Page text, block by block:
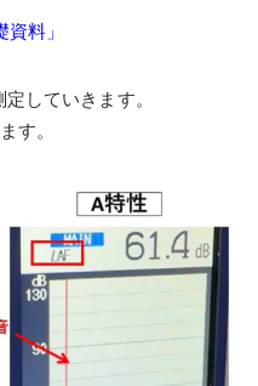
料」
していきます。
す。